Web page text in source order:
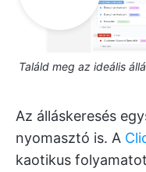
Találd meg az ideális
Az álláskeresés
nyomasztó is. A
kaotikus